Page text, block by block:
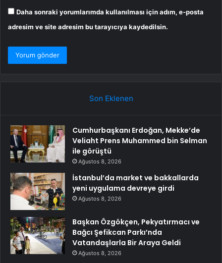
Daha sonraki yorumlarımda kullanılması için adım, e-posta
adresim ve site adresim bu tarayıcıya kaydedilsin.
Son Eklenen
Cumhurbaşkanı Erdoğan, Mekke’de
Veliaht Prens Muhammed bin Selman
ile görüştü
Ağustos 8, 2026
İstanbul’da market ve bakkallarda
yeni uygulama devreye girdi
Ağustos 8, 2026
Başkan Özgökçen, Pekyatırmacı ve
Bağcı Şefikcan Parkı’nda
Vatandaşlarla Bir Araya Geldi
Ağustos 8, 2026